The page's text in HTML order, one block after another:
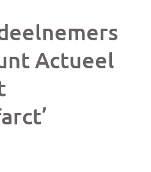
bericht berichtbericht
Actueel